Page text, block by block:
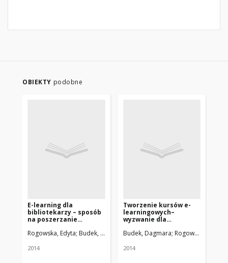
OBIEKTY podobne
E-learning dla
bibliotekarzy – sposób
na poszerzanie
zawodowych
Rogowska, Edyta; Budek, Dagmara Uniwersytet Medyczny w Łodzi
2014
Tworzenie kursów e-
learningowych–
wyzwanie dla
bibliotekarza
Budek, Dagmara; Rogowska, Edyta
2014